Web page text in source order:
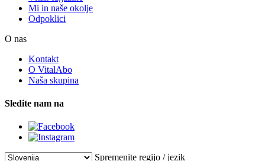
Mi in naše okolje
Odpoklici
O nas
Kontakt
O VitalAbo
Naša skupina
Sledite nam na
Spremenite regijo / jezik